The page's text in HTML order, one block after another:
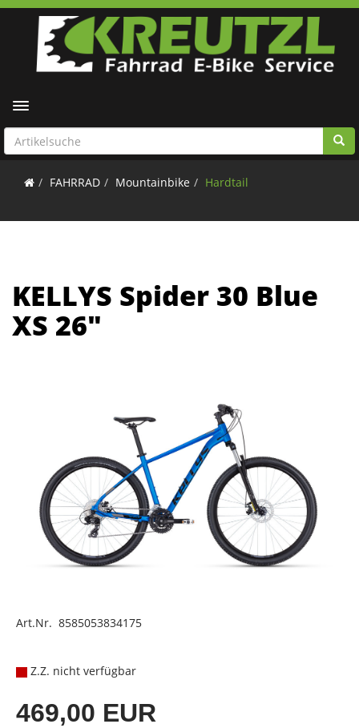
Toggle navigation
FAHRRAD Mountainbike Hardtail
KELLYS Spider 30 Blue
XS 26"
Art.Nr. 8585053834175
Z.Z. nicht verfügbar
469,00 EUR